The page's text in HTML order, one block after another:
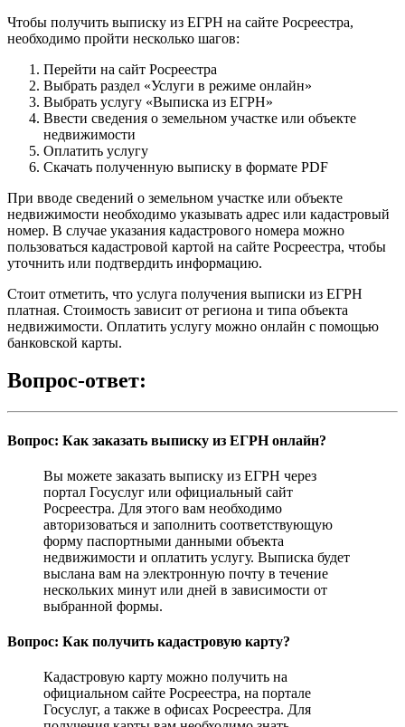
Чтобы получить выписку из ЕГРН на сайте Росреестра,
необходимо пройти несколько шагов:
Перейти на сайт Росреестра
Выбрать раздел «Услуги в режиме онлайн»
Выбрать услугу «Выписка из ЕГРН»
Ввести сведения о земельном участке или объекте
недвижимости
Оплатить услугу
Скачать полученную выписку в формате PDF
При вводе сведений о земельном участке или объекте
недвижимости необходимо указывать адрес или кадастровый
номер. В случае указания кадастрового номера можно
пользоваться кадастровой картой на сайте Росреестра, чтобы
уточнить или подтвердить информацию.
Стоит отметить, что услуга получения выписки из ЕГРН
платная. Стоимость зависит от региона и типа объекта
недвижимости. Оплатить услугу можно онлайн с помощью
банковской карты.
Вопрос-ответ:
Вопрос: Как заказать выписку из ЕГРН онлайн?
Вы можете заказать выписку из ЕГРН через
портал Госуслуг или официальный сайт
Росреестра. Для этого вам необходимо
авторизоваться и заполнить соответствующую
форму паспортными данными объекта
недвижимости и оплатить услугу. Выписка будет
выслана вам на электронную почту в течение
нескольких минут или дней в зависимости от
выбранной формы.
Вопрос: Как получить кадастровую карту?
Кадастровую карту можно получить на
официальном сайте Росреестра, на портале
Госуслуг, а также в офисах Росреестра. Для